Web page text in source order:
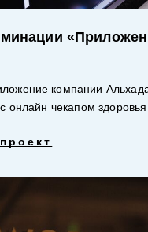
компании
онлайн чекапом здоровья